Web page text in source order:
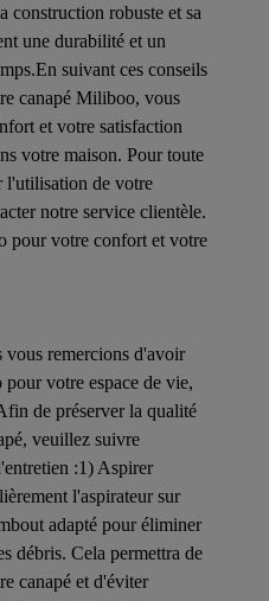
construction robuste et sa
une durabilité et un
suivant ces conseils
canapé Miliboo, vous
et votre satisfaction
votre maison. Pour toute
l'utilisation de votre
notre service clientèle.
votre confort et votre
vous remercions d'avoir
votre espace de vie,
de préserver la qualité
veuillez suivre
:1) Aspirer
l'aspirateur sur
adapté pour éliminer
débris. Cela permettra de
canapé et d'éviter